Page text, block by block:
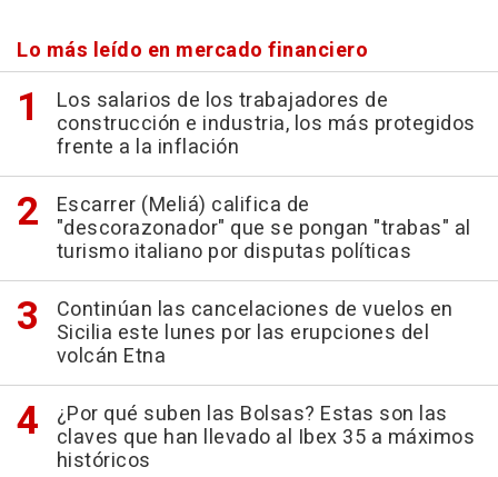
Lo más leído en mercado financiero
Los salarios de los trabajadores de
construcción e industria, los más protegidos
frente a la inflación
Escarrer (Meliá) califica de
"descorazonador" que se pongan "trabas" al
turismo italiano por disputas políticas
Continúan las cancelaciones de vuelos en
Sicilia este lunes por las erupciones del
volcán Etna
¿Por qué suben las Bolsas? Estas son las
claves que han llevado al Ibex 35 a máximos
históricos